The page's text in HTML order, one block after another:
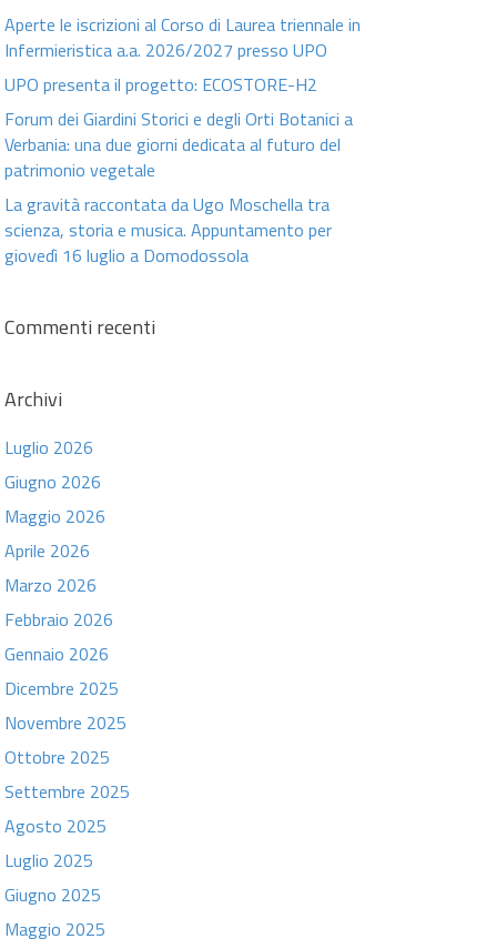
Aperte le iscrizioni al Corso di Laurea triennale in
Infermieristica a.a. 2026/2027 presso UPO
UPO presenta il progetto: ECOSTORE-H2
Forum dei Giardini Storici e degli Orti Botanici a
Verbania: una due giorni dedicata al futuro del
patrimonio vegetale
La gravità raccontata da Ugo Moschella tra
scienza, storia e musica. Appuntamento per
giovedì 16 luglio a Domodossola
Commenti recenti
Archivi
Luglio 2026
Giugno 2026
Maggio 2026
Aprile 2026
Marzo 2026
Febbraio 2026
Gennaio 2026
Dicembre 2025
Novembre 2025
Ottobre 2025
Settembre 2025
Agosto 2025
Luglio 2025
Giugno 2025
Maggio 2025